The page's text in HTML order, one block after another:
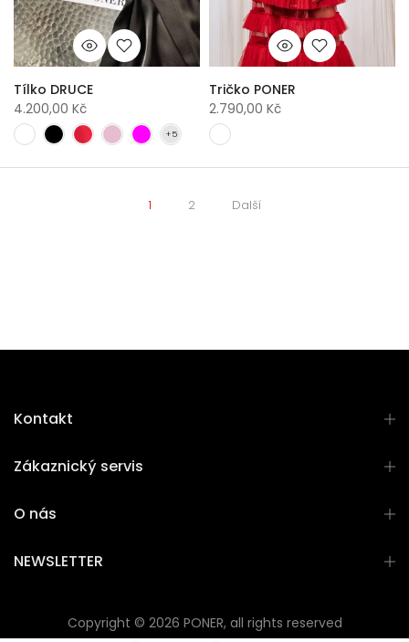
Tílko DRUCE
4.200,00 Kč
Tričko PONER
2.790,00 Kč
1 2 Další
Kontakt
Zákaznický servis
O nás
NEWSLETTER
Copyright © 2026 PONER, all rights reserved